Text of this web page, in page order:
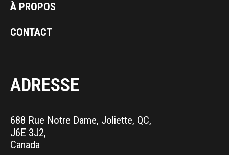
À PROPOS
CONTACT
ADRESSE
688 Rue Notre Dame, Joliette, QC,
J6E 3J2,
Canada